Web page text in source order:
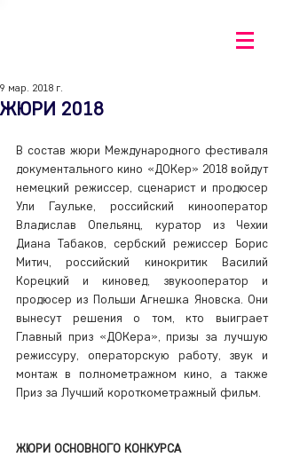
ЖЮРИ 2018
9 мар. 2018 г.
В состав жюри Международного фестиваля
документального кино «ДОКер» 2018 войдут
немецкий режиссер, сценарист и продюсер
Ули Гаульке, российский кинооператор
Владислав Опельянц, куратор из Чехии
Диана Табаков, сербский режиссер Борис
Митич, российский кинокритик Василий
Корецкий и киновед, звукооператор и
продюсер из Польши Агнешка Яновска. Они
вынесут решения о том, кто выиграет
Главный приз «ДОКера», призы за лучшую
режиссуру, операторскую работу, звук и
монтаж в полнометражном кино, а также
Приз за Лучший короткометражный фильм.
ЖЮРИ ОСНОВНОГО КОНКУРСА